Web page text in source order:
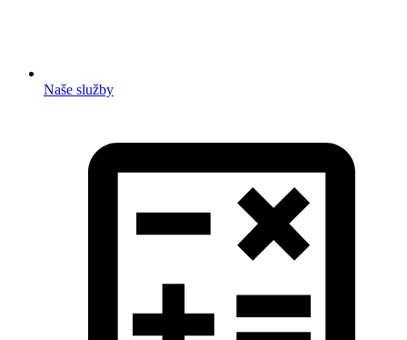
Naše služby